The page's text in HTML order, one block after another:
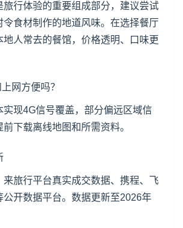
旅行体验的重要组成部分，建议尝试
令食材制作的地道风味。在选择餐厅
地人常去的餐馆，价格透明、口味更
网方便吗？
实现4G信号覆盖，部分偏远区域信
下载离线地图和所需资料。
来旅行平台真实成交数据、携程、飞
公开数据平台。数据更新至2026年